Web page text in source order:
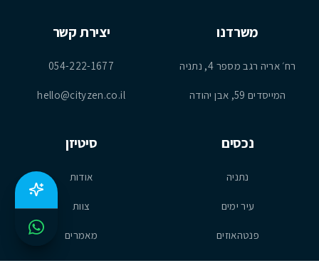
משרדנו
רח׳ אריה רגב מספר 4, נתניה
המייסדים 59, אבן יהודה
יצירת קשר
054-222-1677
hello@cityzen.co.il
נכסים
נתניה
עיר ימים
פנטהאוזים
סיטיזן
אודות
צוות
מאמרים